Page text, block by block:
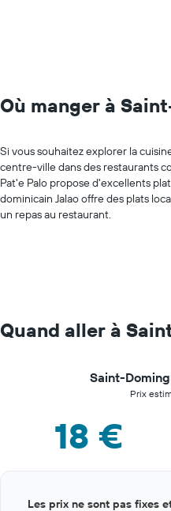
Où manger à
Si vous souhaitez explorer la
centre-ville dans des restaurants
Pat'e Palo propose d'excellents
dominicain Jalao offre des plats
un repas au restaurant.
Quand aller à
Saint-
Prix
18 €
graphic.Les prix ne sont pas fixes